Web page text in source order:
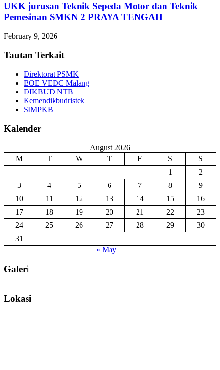
UKK jurusan Teknik Sepeda Motor dan Teknik
Pemesinan SMKN 2 PRAYA TENGAH
February 9, 2026
Tautan Terkait
Direktorat PSMK
BOE VEDC Malang
DIKBUD NTB
Kemendikbudristek
SIMPKB
Kalender
August 2026
M
T W T F S
S
1
2
3
4 5 6 7 8
9
10
11 12 13 14 15
16
17
18 19 20 21 22
23
24
25 26 27 28 29
30
31
« May
Galeri
Lokasi